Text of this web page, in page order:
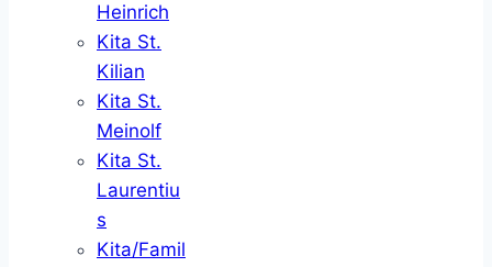
Heinrich
Kita St.
Kilian
Kita St.
Meinolf
Kita St.
Laurentiu
s
Kita/Famil